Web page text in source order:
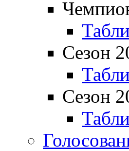
Сезон
Сезон